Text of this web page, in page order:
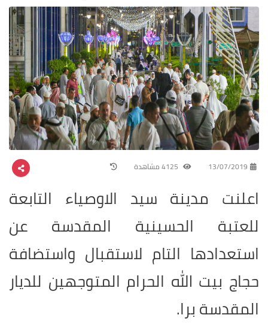
13/07/2019
اعلنت مدينة سيد الاوصياء التابعة
للعتبة الحسينية المقدسة عن
استعدادها التام لاستقبال واستضافة
حجاج بيت الله الحرام المتوجهين للديار
المقدسة برا.